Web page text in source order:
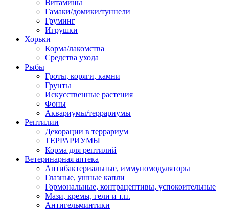
Витамины
Гамаки/домики/туннели
Груминг
Игрушки
Хорьки
Корма/лакомства
Средства ухода
Рыбы
Гроты, коряги, камни
Грунты
Искусственные растения
Фоны
Аквариумы/террариумы
Рептилии
Декорации в террариум
ТЕРРАРИУМЫ
Корма для рептилий
Ветеринарная аптека
Антибактериальные, иммуномодуляторы
Глазные, ушные капли
Гормональные, контрацептивы, успокоительные
Мази, кремы, гели и т.п.
Антигельминтики